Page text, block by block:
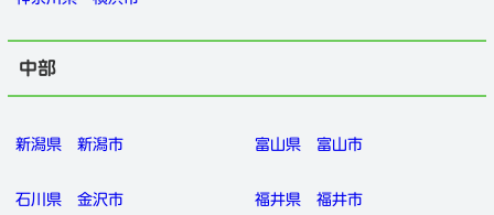
中部
新潟県 新潟市 富山県 富山市
石川県 金沢市 福井県 福井市